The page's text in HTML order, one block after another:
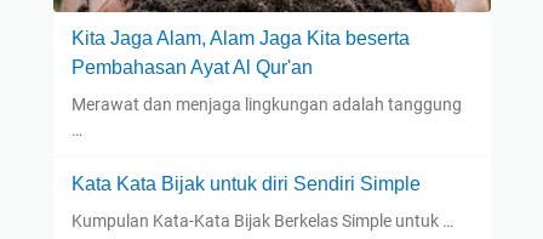
Kita Jaga Alam, Alam Jaga Kita beserta
Pembahasan Ayat Al Qur'an
Merawat dan menjaga lingkungan adalah tanggung
…
Kata Kata Bijak untuk diri Sendiri Simple
Kumpulan Kata-Kata Bijak Berkelas Simple untuk …